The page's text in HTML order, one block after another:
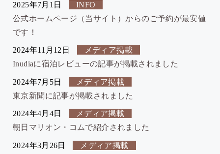
2025年7月1日
INFO
公式ホームページ（当サイト）からのご予約が最安値
です！
2024年11月12日
メディア掲載
Inudiaに宿泊レビューの記事が掲載されました
2024年7月5日
メディア掲載
東京新聞に記事が掲載されました
2024年4月4日
メディア掲載
朝日マリオン・コムで紹介されました
2024年3月26日
メディア掲載